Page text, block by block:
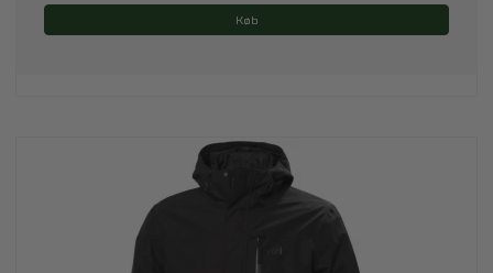
Køb